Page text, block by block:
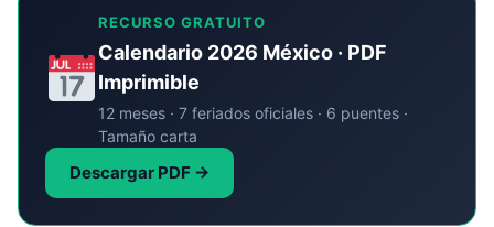
RECURSO GRATUITO
Calendario 2026 México · PDF
Imprimible
12 meses · 7 feriados oficiales · 6 puentes ·
Tamaño carta
Descargar PDF →